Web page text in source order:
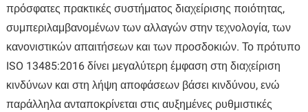
πρόσφατες πρακτικές συστήματος διαχείρισης ποιότητας,
συμπεριλαμβανομένων των αλλαγών στην τεχνολογία, των
κανονιστικών απαιτήσεων και των προσδοκιών. Το πρότυπο
ISO 13485:2016 δίνει μεγαλύτερη έμφαση στη διαχείριση
κινδύνων και στη λήψη αποφάσεων βάσει κινδύνου, ενώ
παράλληλα ανταποκρίνεται στις αυξημένες ρυθμιστικές